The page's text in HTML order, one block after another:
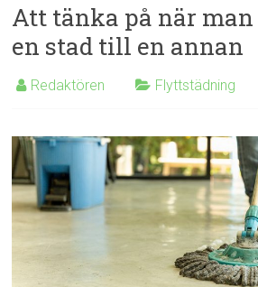
Att tänka på när
en stad till en annan
Redaktören Flyttstädning